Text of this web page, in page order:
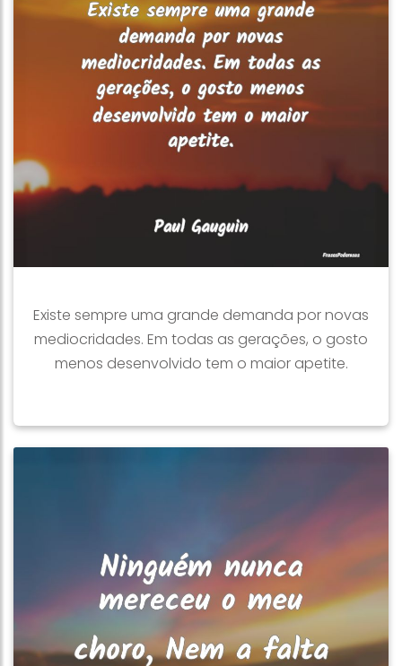
Existe sempre uma grande demanda por novas
mediocridades. Em todas as gerações, o gosto
menos desenvolvido tem o maior apetite.